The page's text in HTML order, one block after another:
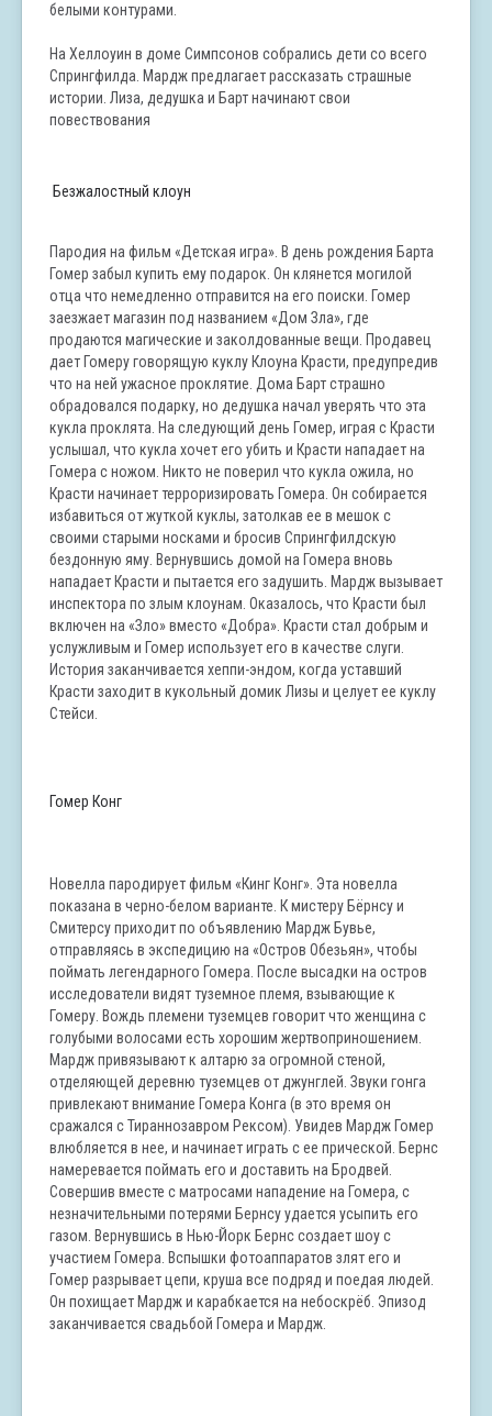
белыми контурами.
На Хеллоуин в доме Симпсонов собрались дети со всего
Спрингфилда. Мардж предлагает рассказать страшные
истории. Лиза, дедушка и Барт начинают свои
повествования
Безжалостный клоун
Пародия на фильм «Детская игра». В день рождения Барта
Гомер забыл купить ему подарок. Он клянется могилой
отца что немедленно отправится на его поиски. Гомер
заезжает магазин под названием «Дом Зла», где
продаются магические и заколдованные вещи. Продавец
дает Гомеру говорящую куклу Клоуна Красти, предупредив
что на ней ужасное проклятие. Дома Барт страшно
обрадовался подарку, но дедушка начал уверять что эта
кукла проклята. На следующий день Гомер, играя с Красти
услышал, что кукла хочет его убить и Красти нападает на
Гомера с ножом. Никто не поверил что кукла ожила, но
Красти начинает терроризировать Гомера. Он собирается
избавиться от жуткой куклы, затолкав ее в мешок с
своими старыми носками и бросив Спрингфилдскую
бездонную яму. Вернувшись домой на Гомера вновь
нападает Красти и пытается его задушить. Мардж вызывает
инспектора по злым клоунам. Оказалось, что Красти был
включен на «Зло» вместо «Добра». Красти стал добрым и
услужливым и Гомер использует его в качестве слуги.
История заканчивается хеппи-эндом, когда уставший
Красти заходит в кукольный домик Лизы и целует ее куклу
Стейси.
Гомер Конг
Новелла пародирует фильм «Кинг Конг». Эта новелла
показана в черно-белом варианте. К мистеру Бёрнсу и
Смитерсу приходит по объявлению Мардж Бувье,
отправляясь в экспедицию на «Остров Обезьян», чтобы
поймать легендарного Гомера. После высадки на остров
исследователи видят туземное племя, взывающие к
Гомеру. Вождь племени туземцев говорит что женщина с
голубыми волосами есть хорошим жертвоприношением.
Мардж привязывают к алтарю за огромной стеной,
отделяющей деревню туземцев от джунглей. Звуки гонга
привлекают внимание Гомера Конга (в это время он
сражался с Тираннозавром Рексом). Увидев Мардж Гомер
влюбляется в нее, и начинает играть с ее прической. Бернс
намеревается поймать его и доставить на Бродвей.
Совершив вместе с матросами нападение на Гомера, с
незначительными потерями Бернсу удается усыпить его
газом. Вернувшись в Нью-Йорк Бернс создает шоу с
участием Гомера. Вспышки фотоаппаратов злят его и
Гомер разрывает цепи, круша все подряд и поедая людей.
Он похищает Мардж и карабкается на небоскрёб. Эпизод
заканчивается свадьбой Гомера и Мардж.